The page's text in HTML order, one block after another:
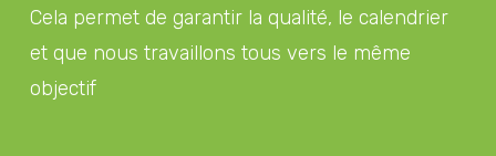
Cela permet de garantir la qualité, le calendrier
et que nous travaillons tous vers le même
objectif